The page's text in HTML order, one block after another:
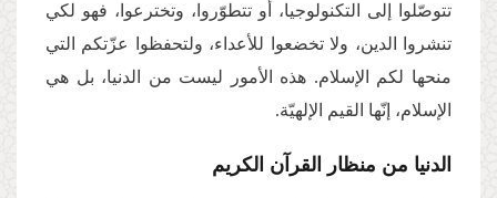
تتوصّلوا إلى التكنولوجيا، أو تتطوّروا، وتخترعوا، فهو لكي
تنشروا الدين، ولا تخضعوا للأعداء، ولتحفظوا عزّتكم التي
منحها لكم الإسلام. هذه الأمور ليست من الدنيا، بل هي
الإسلام، إنّها القيم الإلهيّة.
الدنيا من منظار القرآن الكريم